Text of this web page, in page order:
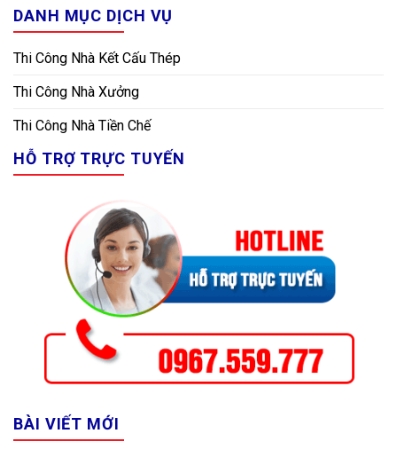
DANH MỤC DỊCH VỤ
Thi Công Nhà Kết Cấu Thép
Thi Công Nhà Xưởng
Thi Công Nhà Tiền Chế
HỖ TRỢ TRỰC TUYẾN
BÀI VIẾT MỚI